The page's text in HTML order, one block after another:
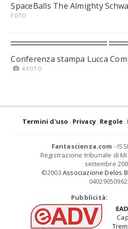
SpaceBalls The Almighty
FOTO
Conferenza stampa Lucca
4 FOTO
Termini d'uso Privacy Regole
Fantascienza.com -
Registrazione tribunale di
settembre
©2003 Associazione Delos
04029050962.
Pubblicità: